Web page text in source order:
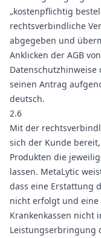
„kostenpflichtig
rechtsverbindliche
abgegeben und
Anklicken der AGB
seinen Antrag
deutsch.
2.6
Mit der
sich der Kunde
Produkten die
lassen. MetaLytic
dass eine Erstattung
nicht erfolgt und
Krankenkassen nicht
Leistungserbringung